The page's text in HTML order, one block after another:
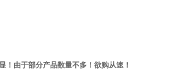
由于部分产品数量不多！欲购从速！